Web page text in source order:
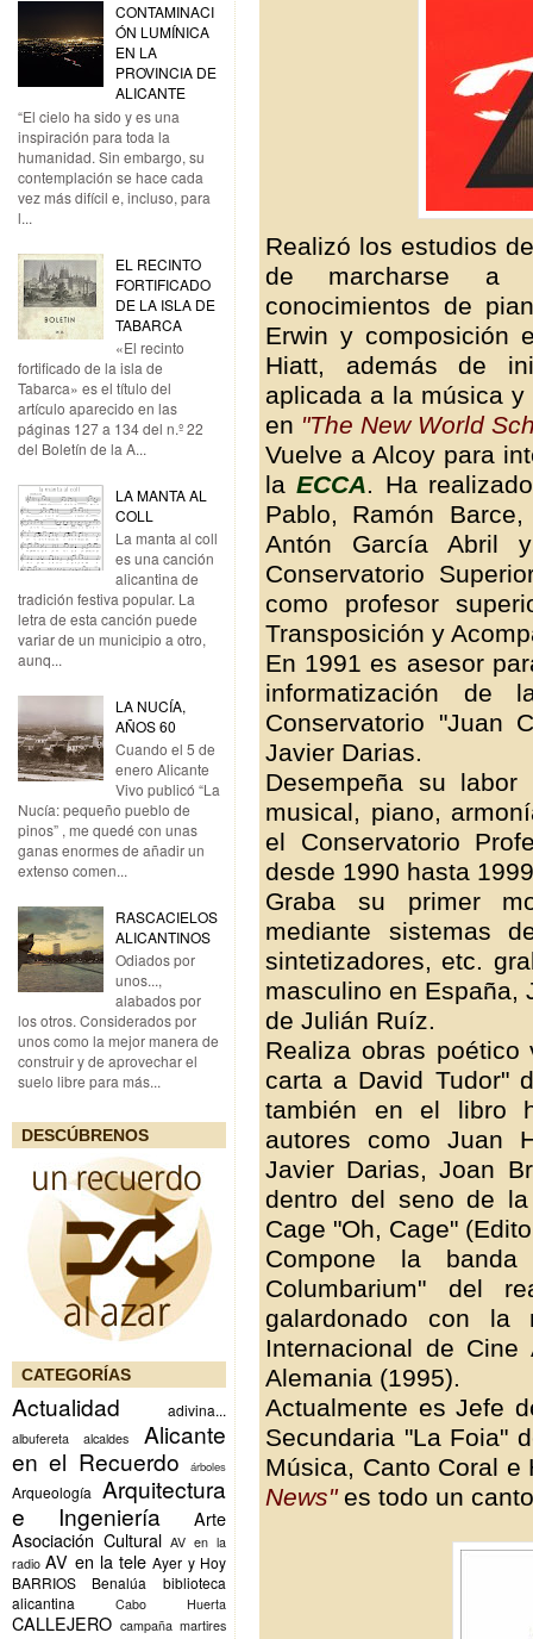
CONTAMINACI
ÓN LUMÍNICA
EN LA
PROVINCIA DE
ALICANTE
“El cielo ha sido y es una
inspiración para toda la
humanidad. Sin embargo, su
contemplación se hace cada
vez más difícil e, incluso, para
l...
EL RECINTO
FORTIFICADO
DE LA ISLA DE
TABARCA
«El recinto
fortificado de la isla de
Tabarca» es el título del
artículo aparecido en las
páginas 127 a 134 del n.º 22
del Boletín de la A...
LA MANTA AL
COLL
La manta al coll
es una canción
alicantina de
tradición festiva popular. La
letra de esta canción puede
variar de un municipio a otro,
aunq...
LA NUCÍA,
AÑOS 60
Cuando el 5 de
enero Alicante
Vivo publicó “La
Nucía: pequeño pueblo de
pinos” , me quedé con unas
ganas enormes de añadir un
extenso comen...
RASCACIELOS
ALICANTINOS
Odiados por
unos...,
alabados por
los otros. Considerados por
unos como la mejor manera de
construir y de aprovechar el
suelo libre para más...
DESCÚBRENOS
CATEGORÍAS
Actualidad adivina...
albufereta alcaldes
Alicante
en el Recuerdo
árboles
Arqueología Arquitectura
e Ingeniería
Arte
Asociación Cultural AV en la
radio AV en la tele Ayer y Hoy
BARRIOS
Benalúa
biblioteca
alicantina
Cabo Huerta
CALLEJERO campaña martires
Realizó los estudios
de marcharse a
conocimientos de
Erwin y composición
Hiatt, además de
aplicada a la música
en "The New World
Vuelve a Alcoy para
laECCA. Ha
Pablo, Ramón
Antón García Abril
Conservatorio
como profesor
Transposición y
En 1991 es asesor
informatización de
Conservatorio "Juan
Javier Darias.
Desempeña su
musical, piano,
el Conservatorio
desde 1990 hasta
Graba su primer
mediante sistemas
sintetizadores, etc.
masculino en España,
de Julián Ruíz.
Realiza obras
carta a David Tudor"
también en el libro
autores como Juan
Javier Darias, Joan
dentro del seno de
Cage "Oh, Cage"
Compone la
Columbarium" del
galardonado con
Internacional de
Alemania (1995).
Actualmente es Jefe
Secundaria "La Foia"
Música, Canto Coral
News"es todo un